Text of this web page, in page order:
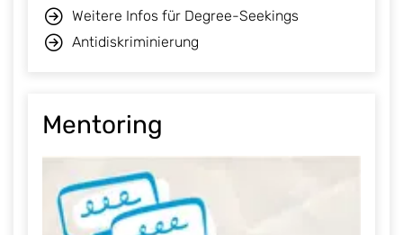
Weitere Infos für Degree-Seekings
Antidiskriminierung
Mentoring